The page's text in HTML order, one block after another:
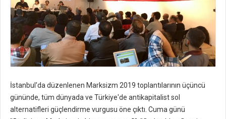
İstanbul'da düzenlenen Marksizm 2019 toplantılarının üçüncü
gününde, tüm dünyada ve Türkiye'de antikapitalist sol
alternatifleri güçlendirme vurgusu öne çıktı. Cuma günü